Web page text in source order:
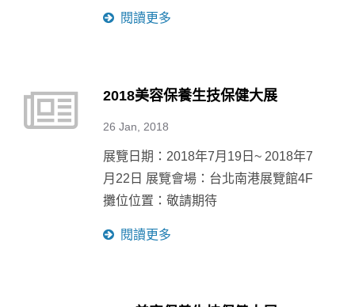
閱讀更多
2018美容保養生技保健大展
26 Jan, 2018
展覽日期：2018年7月19日~ 2018年7
月22日 展覽會場：台北南港展覽館4F
攤位位置：敬請期待
閱讀更多